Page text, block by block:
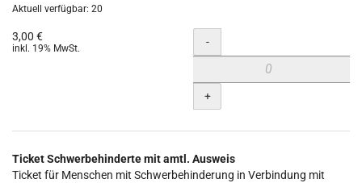
Aktuell verfügbar: 20
3,00 €
inkl. 19% MwSt. Menge
-
+
Ticket Schwerbehinderte mit amtl. Ausweis
Ticket für Menschen mit Schwerbehinderung in Verbindung mit